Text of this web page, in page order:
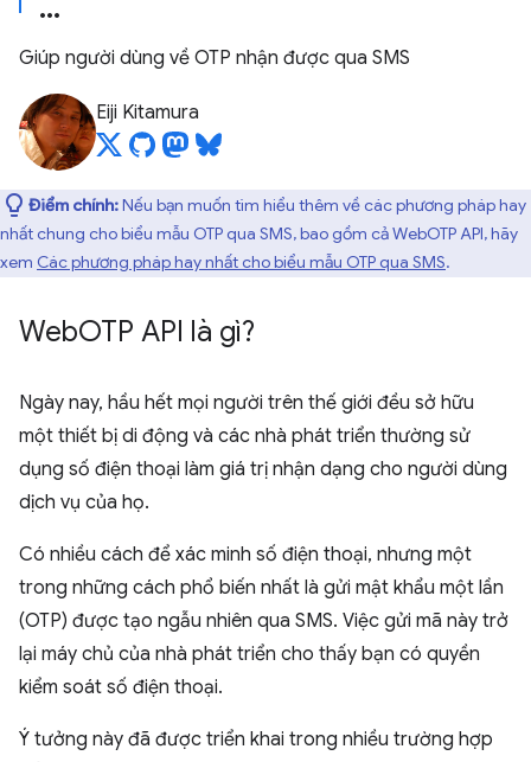
Giúp người dùng về OTP nhận được qua SMS
Eiji Kitamura
Điểm chính:Nếu bạn muốn tìm hiểu thêm về các phương pháp hay
nhất chung cho biểu mẫu OTP qua SMS, bao gồm cả WebOTP API, hãy
xem Các phương pháp hay nhất cho biểu mẫu OTP qua SMS.
WebOTP API là gì?
Ngày nay, hầu hết mọi người trên thế giới đều sở hữu
một thiết bị di động và các nhà phát triển thường sử
dụng số điện thoại làm giá trị nhận dạng cho người dùng
dịch vụ của họ.
Có nhiều cách để xác minh số điện thoại, nhưng một
trong những cách phổ biến nhất là gửi mật khẩu một lần
(OTP) được tạo ngẫu nhiên qua SMS. Việc gửi mã này trở
lại máy chủ của nhà phát triển cho thấy bạn có quyền
kiểm soát số điện thoại.
Ý tưởng này đã được triển khai trong nhiều trường hợp